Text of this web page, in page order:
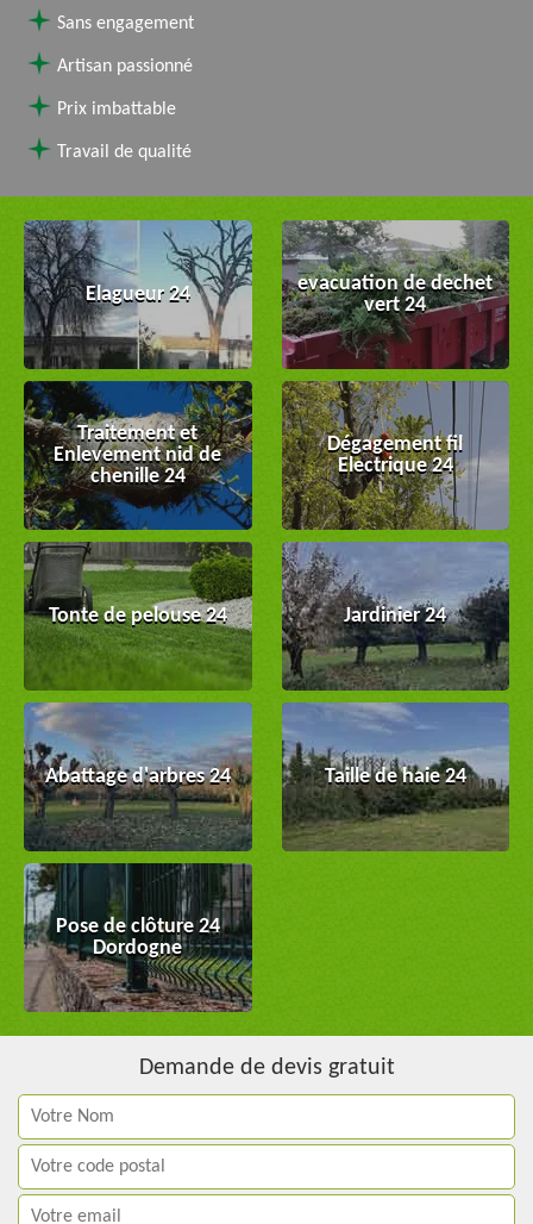
Sans engagement
Artisan passionné
Prix imbattable
Travail de qualité
Elagueur 24
evacuation de dechet
vert 24
Traitement et
Enlevement nid de
chenille 24
Dégagement fil
Electrique 24
Tonte de pelouse 24 Jardinier 24
Abattage d'arbres 24 Taille de haie 24
Pose de clôture 24
Dordogne
Demande de devis gratuit